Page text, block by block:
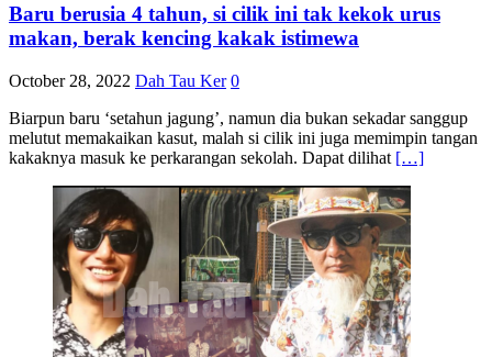
Baru berusia 4 tahun, si cilik ini tak kekok urus
makan, berak kencing kakak istimewa
October 28, 2022 Dah Tau Ker 0
Biarpun baru ‘setahun jagung’, namun dia bukan sekadar sanggup
melutut memakaikan kasut, malah si cilik ini juga memimpin tangan
kakaknya masuk ke perkarangan sekolah. Dapat dilihat […]